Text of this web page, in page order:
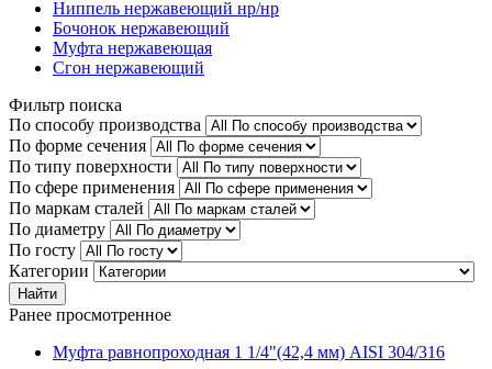
Ниппель нержавеющий нр/нр
Бочонок нержавеющий
Муфта нержавеющая
Сгон нержавеющий
Фильтр поиска
По способу производства
По форме сечения
По типу поверхности
По сфере применения
По маркам сталей
По диаметру
По госту
Категории
Найти
Ранее просмотренное
Муфта равнопроходная 1 1/4"(42,4 мм) AISI 304/316